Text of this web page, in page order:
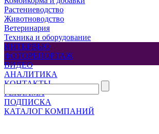
Растениеводство
Животноводство
Ветеринария
Техника и оборудование
ИНТЕРВЬЮ
ФОТОРЕПОРТАЖ
ВИДЕО
АНАЛИТИКА
КОНТАКТЫ
РЕКЛАМА
ПОДПИСКА
КАТАЛОГ КОМПАНИЙ